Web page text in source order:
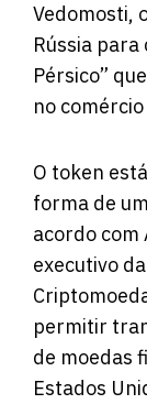
Vedomosti,
Rússia
Pérsico”
no
O token
forma de
acordo
executivo
permitir
de moedas
Estados